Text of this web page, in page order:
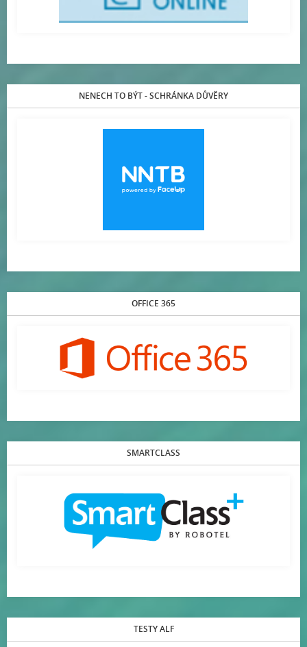
NENECH TO BÝT - SCHRÁNKA DŮVĚRY
OFFICE 365
SMARTCLASS
TESTY ALF